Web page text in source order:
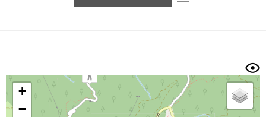
Longueur min/max
Trier par
+
−